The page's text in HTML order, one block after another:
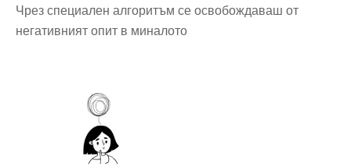
Чрез специален алгоритъм се освобождаваш от
негативният опит в миналото